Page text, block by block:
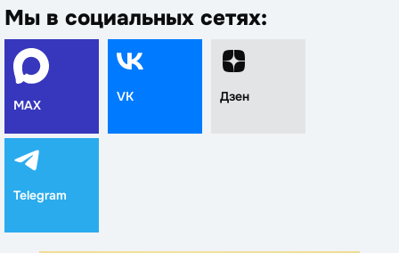
Мы в социальных сетях:
MAX
VK Дзен
Telegram